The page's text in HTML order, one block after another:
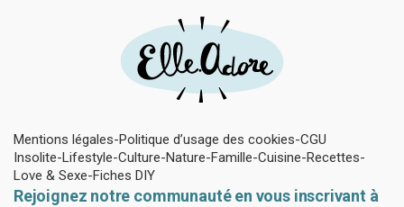
Mentions légales Politique d’usage des cookies CGU
Insolite Lifestyle Culture Nature Famille Cuisine Recettes
Love & Sexe Fiches DIY
Rejoignez notre communauté en vous inscrivant à